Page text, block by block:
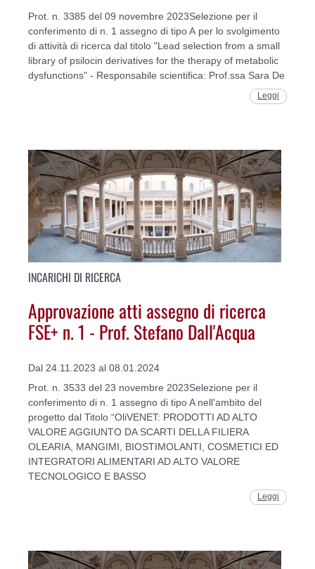
Prot. n. 3385 del 09 novembre 2023Selezione per il
conferimento di n. 1 assegno di tipo A per lo svolgimento
di attività di ricerca dal titolo "Lead selection from a small
library of psilocin derivatives for the therapy of metabolic
dysfunctions" - Responsabile scientifica: Prof.ssa Sara De
Leggi
INCARICHI DI RICERCA
Approvazione atti assegno di ricerca
FSE+ n. 1 - Prof. Stefano Dall'Acqua
Dal 24.11.2023 al 08.01.2024
Prot. n. 3533 del 23 novembre 2023Selezione per il
conferimento di n. 1 assegno di tipo A nell'ambito del
progetto dal Titolo “OliVENET: PRODOTTI AD ALTO
VALORE AGGIUNTO DA SCARTI DELLA FILIERA
OLEARIA, MANGIMI, BIOSTIMOLANTI, COSMETICI ED
INTEGRATORI ALIMENTARI AD ALTO VALORE
TECNOLOGICO E BASSO
Leggi